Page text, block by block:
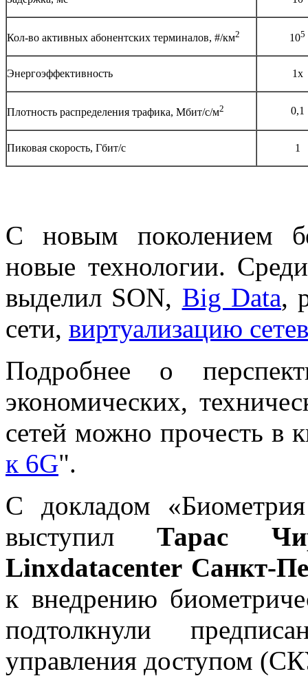
Кол-во активных абонентских терминалов, #/км2 105
Энергоэффективность 1х
Плотность распределения трафика, Мбит/с/м2 0,1
Пиковая скорость, Гбит/с 1
С новым поколением
новые технологии.
выделил SON, Big Data,
сети, виртуализацию
Подробнее о
экономических,
сетей можно прочесть в
к 6G".
С докладом
выступилТарас
Linxdatacenter Санкт-
к внедрению
подтолкнули
управления доступом